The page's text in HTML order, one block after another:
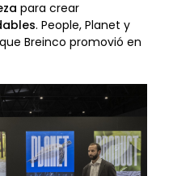
para crear
. People, Planet y
Breinco promovió en